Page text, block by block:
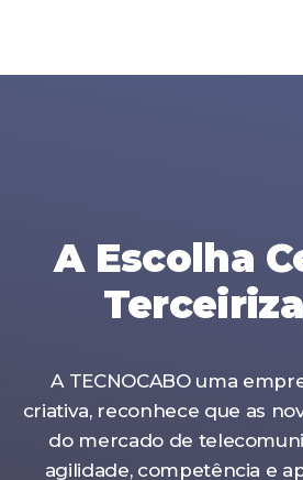
A Escolha
A TECNOCABO uma
criativa, reconhece que as
do mercado de
agilidade, competência e